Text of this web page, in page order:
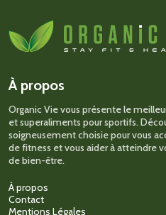
options
peuvent
être
la
du
produit
À propos
Organic Vie vous présente le
et superaliments pour sportifs.
soigneusement choisie pour vous
de fitness et vous aider à atteindre
de bien-être.
À propos
Contact
Mentions Légales